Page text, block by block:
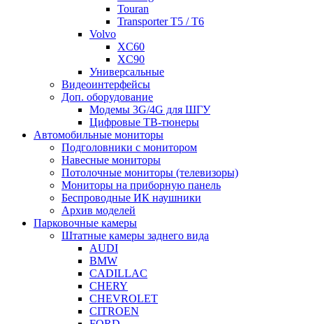
Touran
Transporter T5 / T6
Volvo
XC60
XC90
Универсальные
Видеоинтерфейсы
Доп. оборудование
Модемы 3G/4G для ШГУ
Цифровые ТВ-тюнеры
Автомобильные мониторы
Подголовники с монитором
Навесные мониторы
Потолочные мониторы (телевизоры)
Мониторы на приборную панель
Беспроводные ИК наушники
Архив моделей
Парковочные камеры
Штатные камеры заднего вида
AUDI
BMW
CADILLAC
CHERY
CHEVROLET
CITROEN